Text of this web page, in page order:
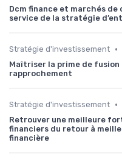
Dcm finance et marchés
service de la stratégie
Stratégie d'investissement •
Maîtriser la prime de
rapprochement
Stratégie d'investissement •
Retrouver une meilleure
financiers du retour à
financière